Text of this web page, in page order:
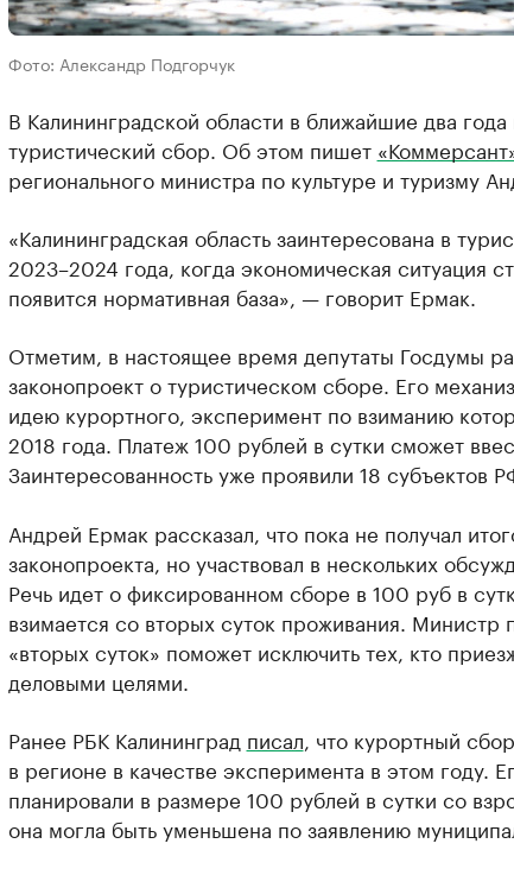
Фото: Александр Подгорчук
В Калининградской области в ближайшие два года
туристический сбор. Об этом пишет
регионального министра по культуре и туризму
«Калининградская область заинтересована в
2023–2024 года, когда экономическая ситуация
появится нормативная база», — говорит Ермак.
Отметим, в настоящее время депутаты Госдумы
законопроект о туристическом сборе. Его
идею курортного, эксперимент по взиманию
2018 года. Платеж 100 рублей в сутки сможет
Заинтересованность уже проявили 18 субъектов
Андрей Ермак рассказал, что пока не получал
законопроекта, но участвовал в нескольких
Речь идет о фиксированном сборе в 100 руб в
взимается со вторых суток проживания. Министр
«вторых суток» поможет исключить тех, кто
деловыми целями.
Ранее РБК Калининград писал , что курортный
в регионе в качестве эксперимента в этом году.
планировали в размере 100 рублей в сутки со
она могла быть уменьшена по заявлению